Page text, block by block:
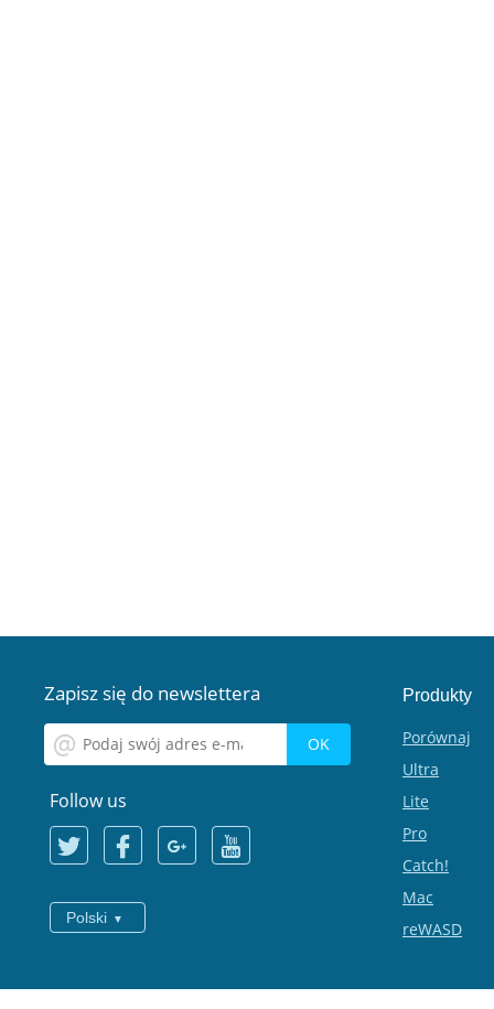
Zapisz się do newslettera
Follow us
Polski
Produkty
Porównaj
Ultra
Lite
Pro
Catch!
Mac
reWASD